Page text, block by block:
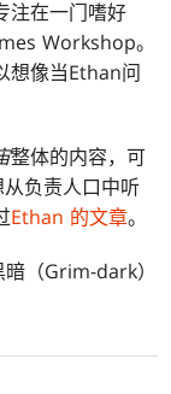
注在一门嗜好
Workshop。
想像当Ethan问
整体的内容，可
负责人口中听
Ethan 的文章。
（Grim-dark）